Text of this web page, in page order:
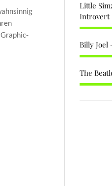
Little
Introvert
Billy Joel
The